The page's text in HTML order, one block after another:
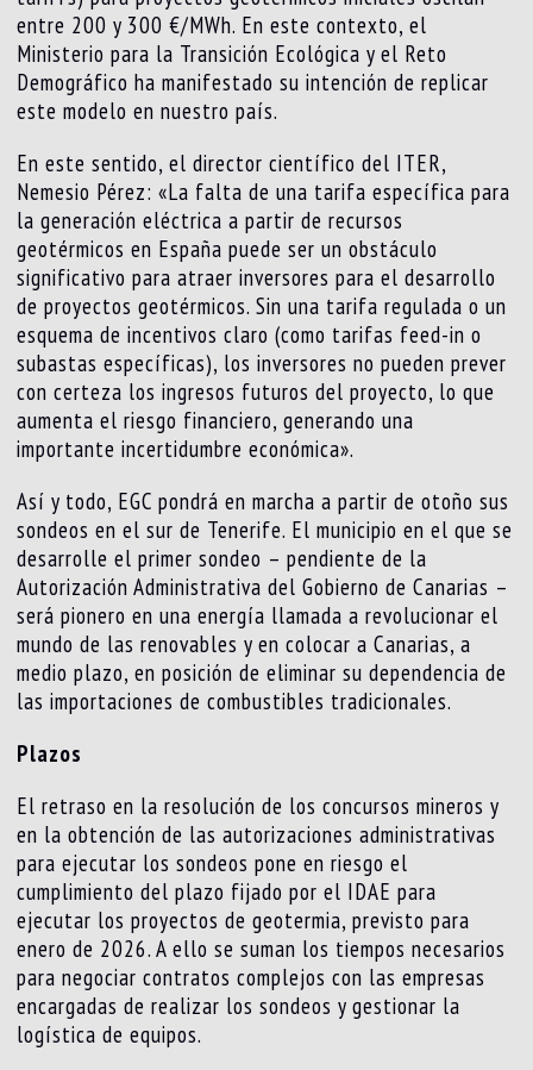
entre 200 y 300 €/MWh. En este contexto, el
Ministerio para la Transición Ecológica y el Reto
Demográfico ha manifestado su intención de replicar
este modelo en nuestro país.
En este sentido, el director científico del ITER,
Nemesio Pérez: «La falta de una tarifa específica para
la generación eléctrica a partir de recursos
geotérmicos en España puede ser un obstáculo
significativo para atraer inversores para el desarrollo
de proyectos geotérmicos. Sin una tarifa regulada o un
esquema de incentivos claro (como tarifas feed-in o
subastas específicas), los inversores no pueden prever
con certeza los ingresos futuros del proyecto, lo que
aumenta el riesgo financiero, generando una
importante incertidumbre económica».
Así y todo, EGC pondrá en marcha a partir de otoño sus
sondeos en el sur de Tenerife. El municipio en el que se
desarrolle el primer sondeo – pendiente de la
Autorización Administrativa del Gobierno de Canarias –
será pionero en una energía llamada a revolucionar el
mundo de las renovables y en colocar a Canarias, a
medio plazo, en posición de eliminar su dependencia de
las importaciones de combustibles tradicionales.
Plazos
El retraso en la resolución de los concursos mineros y
en la obtención de las autorizaciones administrativas
para ejecutar los sondeos pone en riesgo el
cumplimiento del plazo fijado por el IDAE para
ejecutar los proyectos de geotermia, previsto para
enero de 2026. A ello se suman los tiempos necesarios
para negociar contratos complejos con las empresas
encargadas de realizar los sondeos y gestionar la
logística de equipos.